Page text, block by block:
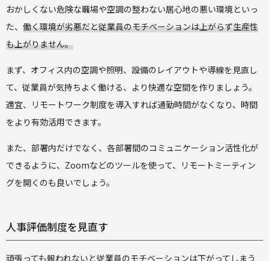
おかしくない危険な職場や空調の整わない居心地の悪い環境といっ
た、 働く環境が劣悪だと従業員のモチベーションは上がらず生産性
も上がりません。
まず、オフィス内の空調や照明、設備のレイアウトや導線を見直し
て、従業員が気持ちよく働ける、より快適な空間を作りましょう。
適宜、リモートワーク制度を導入すれば通勤時間がなくなり、時間
をより有効活用できます。
また、部署内だけでなく、各部署間のコミュニケーション活性化が
できるように、Zoomなどのツールを使って、リモートミーティン
グを開くのも良いでしょう。
人事評価制度を見直す
頑張っても報われないと従業員のモチベーションは下がってしまう